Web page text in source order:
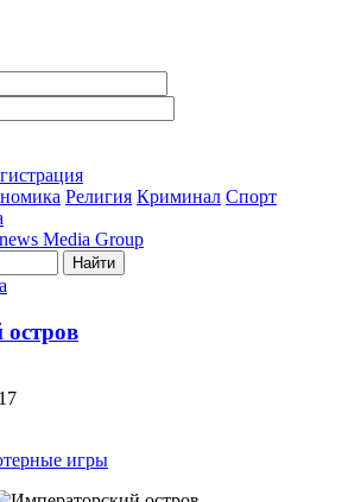
Религия Криминал Спорт
Media Group
Найти
игры